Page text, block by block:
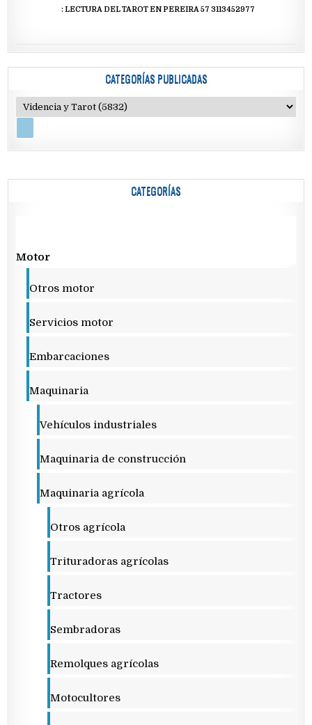
: LECTURA DEL TAROT EN PEREIRA 57 3113452977
CATEGORÍAS PUBLICADAS
CATEGORÍAS
Motor
Otros motor
Servicios motor
Embarcaciones
Maquinaria
Vehículos industriales
Maquinaria de construcción
Maquinaria agrícola
Otros agrícola
Trituradoras agrícolas
Tractores
Sembradoras
Remolques agrícolas
Motocultores